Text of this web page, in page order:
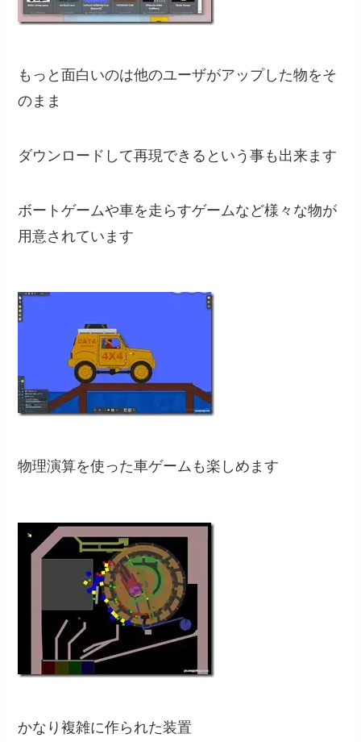
もっと面白いのは他のユーザがアップした物をそ
のまま
ダウンロードして再現できるという事も出来ます
ボートゲームや車を走らすゲームなど様々な物が
用意されています
物理演算を使った車ゲームも楽しめます
かなり複雑に作られた装置